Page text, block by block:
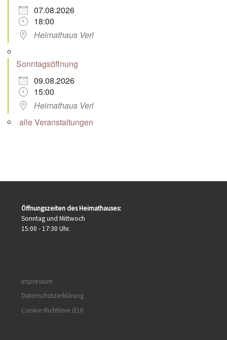
07.08.2026
18:00
Heimathaus Verl
Sonntagsöffnung
09.08.2026
15:00
Heimathaus Verl
alle Veranstaltungen
Öffnungszeiten des Heimathauses:
Sonntag und Mittwoch
15:00 - 17:30 Uhr.
Impressum
Datenschutzerklärung
Cookie-Richtlinie (EU)